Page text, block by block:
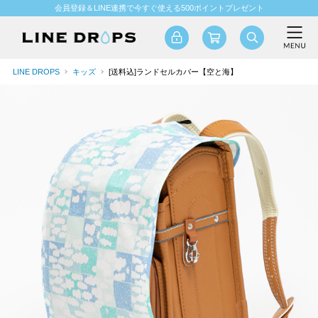
会員登録＆LINE連携で今すぐ使える500ポイントプレゼント
LINE DROPS キッズ [送料込]ランドセルカバー【空と海】